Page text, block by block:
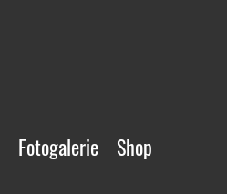
Fotogalerie Shop